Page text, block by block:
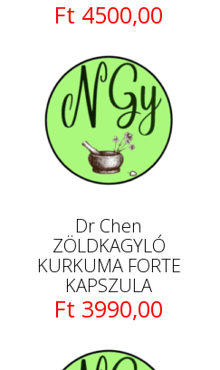
Ft 4500,00
Dr Chen
ZÖLDKAGYLÓ
KURKUMA FORTE
KAPSZULA
Ft 3990,00